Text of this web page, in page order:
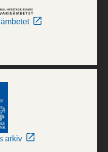
arkiv